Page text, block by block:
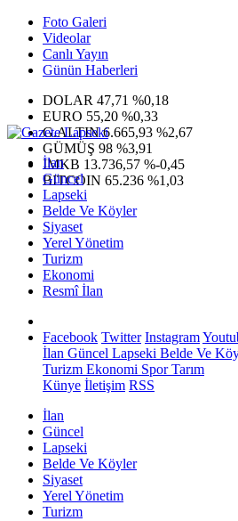
Foto Galeri
Videolar
Canlı Yayın
Günün Haberleri
DOLAR 47,71 %0,18
EURO 55,20 %0,33
G.ALTIN6.665,93 %2,67
GÜMÜŞ 98 %3,91
IMKB 13.736,57 %-0,45
BITCOIN 65.236 %1,03
İlan
Güncel
Lapseki
Belde Ve Köyler
Siyaset
Yerel Yönetim
Turizm
Ekonomi
Resmî İlan
Facebook Twitter Instagram
İlan Güncel Lapseki Belde Ve
Turizm Ekonomi SporTarım
Künye İletişim RSS
İlan
Güncel
Lapseki
Belde Ve Köyler
Siyaset
Yerel Yönetim
Turizm